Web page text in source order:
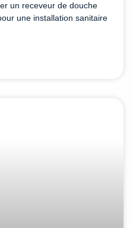
un receveur de douche
une installation sanitaire